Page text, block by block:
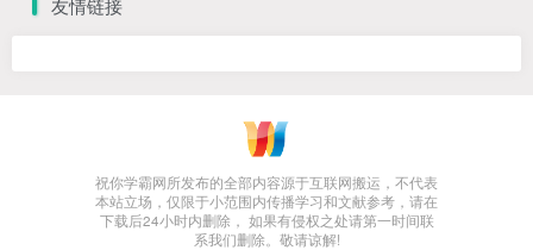
友情链接
祝你学霸网所发布的全部内容源于互联网搬运，不代表
本站立场，仅限于小范围内传播学习和文献参考，请在
下载后24小时内删除， 如果有侵权之处请第一时间联
系我们删除。敬请谅解!